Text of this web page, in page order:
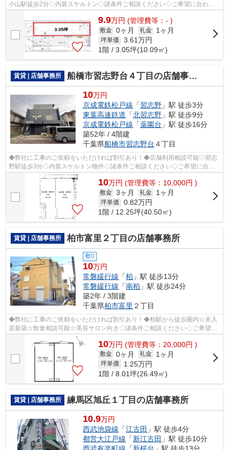
小山駅徒歩2分◇内装スケルトン◇諸条件ご相談ください◇ご希望に合わせ
9.9万円 (管理費等：- )
敷金 0ヶ月 礼金 1ヶ月
坪単価 3.61万円
1階 / 3.05坪(10.09㎡)
賃貸 | 店舗事務所 船橋市習志野台４丁目の店舗事務所
10万円
京成電鉄松戸線 「習志野 」駅 徒歩3分
東葉高速鉄道 「北習志野 」駅 徒歩9分
京成電鉄松戸線 「薬園台 」駅 徒歩16分
築52年 / 4階建
千葉県船橋市習志野台 ４丁目
◆弊社に工事のご依頼をいただければ割引あり！◆店舗利用相談可能◇習志
野駅徒歩3分◇内装スケルトン物件◇諸条件ご相談ください◇ご希望に合わ
せて物件のご提案が可能です◇お気軽にお問い...
10万円 (管理費等：10,000円 )
敷金 3ヶ月 礼金 1ヶ月
坪単価 0.82万円
1階 / 12.25坪(40.50㎡)
賃貸 | 店舗事務所 柏市富里２丁目の店舗事務所
敷0
10万円
常磐緩行線 「柏 」駅 徒歩13分
常磐緩行線 「南柏 」駅 徒歩24分
築2年 / 3階建
千葉県柏市富里 ２丁目
◆弊社に工事のご依頼をいただければ割引あり！◆柏駅から徒歩圏内☆未入
居新築☆飲食相談可能☆美容サロン向き◇諸条件ご相談ください◇ご希望に
合わせて物件のご提案が可能です◇お気軽にお...
10万円 (管理費等：20,000円 )
敷金 0ヶ月 礼金 1ヶ月
坪単価 1.25万円
1階 / 8.01坪(26.49㎡)
賃貸 | 店舗事務所 練馬区旭丘１丁目の店舗事務所
10.9万円
西武池袋線 「江古田 」駅 徒歩4分
都営大江戸線 「新江古田 」駅 徒歩10分
西武有楽町線 「新桜台 」駅 徒歩13分